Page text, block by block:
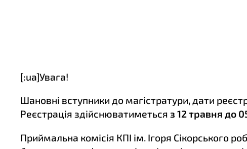
[:ua]Увага!
Шановні вступники до магістратури, дати
Реєстрація здійснюватиметься з 12 травня до
Приймальна комісія КПІ ім. Ігоря